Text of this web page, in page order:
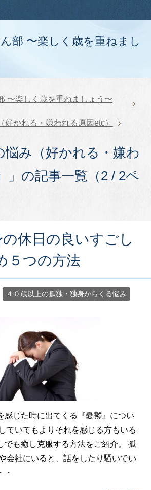
部 〜楽しく歳を重ねまし
〜楽しく歳を重ねましょう〜
好かれる・嫌われる原因etc）
悩み（好かれる・嫌わ
」の記事一覧（2 / 2ペ
休日の良いすごし
５つの方法
４０歳以上の孤独・独身からくる悩み
感じた時に出てくる『憂鬱』につい
ていてもよりそれを感じる方もいる
でも癒し克服する方法をご紹介。 孤
会社にいると、話をしたり騒いでい
・